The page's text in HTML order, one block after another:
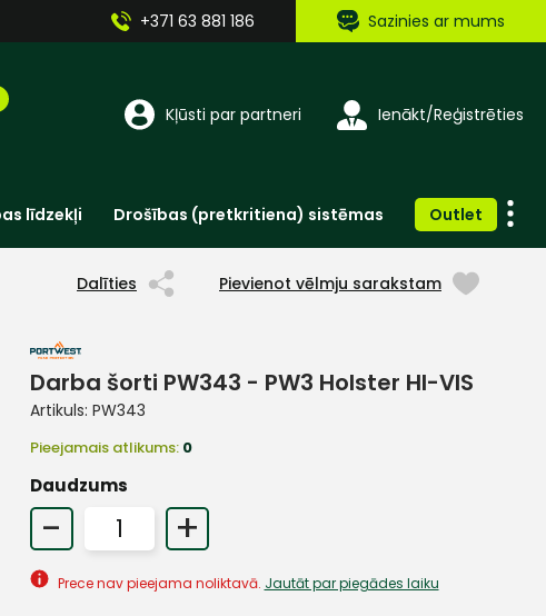
+371 63 881 186 Sazinies ar mums
Kļūsti par partneri Ienākt/Reģistrēties
līdzekļi Drošības (pretkritiena) sistēmas Outlet
Dalīties Pievienot vēlmju sarakstam
Darba šorti PW343 - PW3 Holster HI-VIS
Artikuls: PW343
Pieejamais atlikums: 0
Daudzums
- +
Prece nav pieejama noliktavā. Jautāt par piegādes laiku